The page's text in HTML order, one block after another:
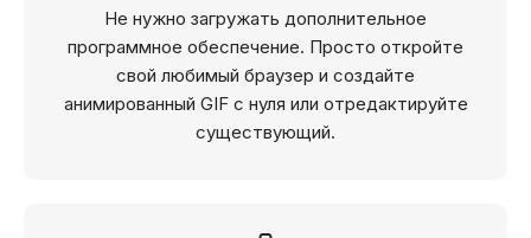
Не нужно загружать дополнительное
программное обеспечение. Просто откройте
свой любимый браузер и создайте
анимированный GIF с нуля или отредактируйте
существующий.